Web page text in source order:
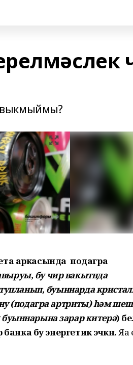
аркасында подагра
бу чир вакытнда
буыннарда
(подагра артриты) һәм
зарар китерә)
бу энергетик эчкән.Яңа